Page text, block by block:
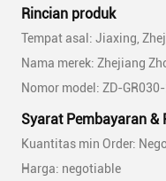
Rincian produk
Tempat asal: Jiaxing,
Nama merek: Zhejiang
Nomor model: ZD-
Syarat Pembayaran &
Kuantitas min Order:
Harga: negotiable